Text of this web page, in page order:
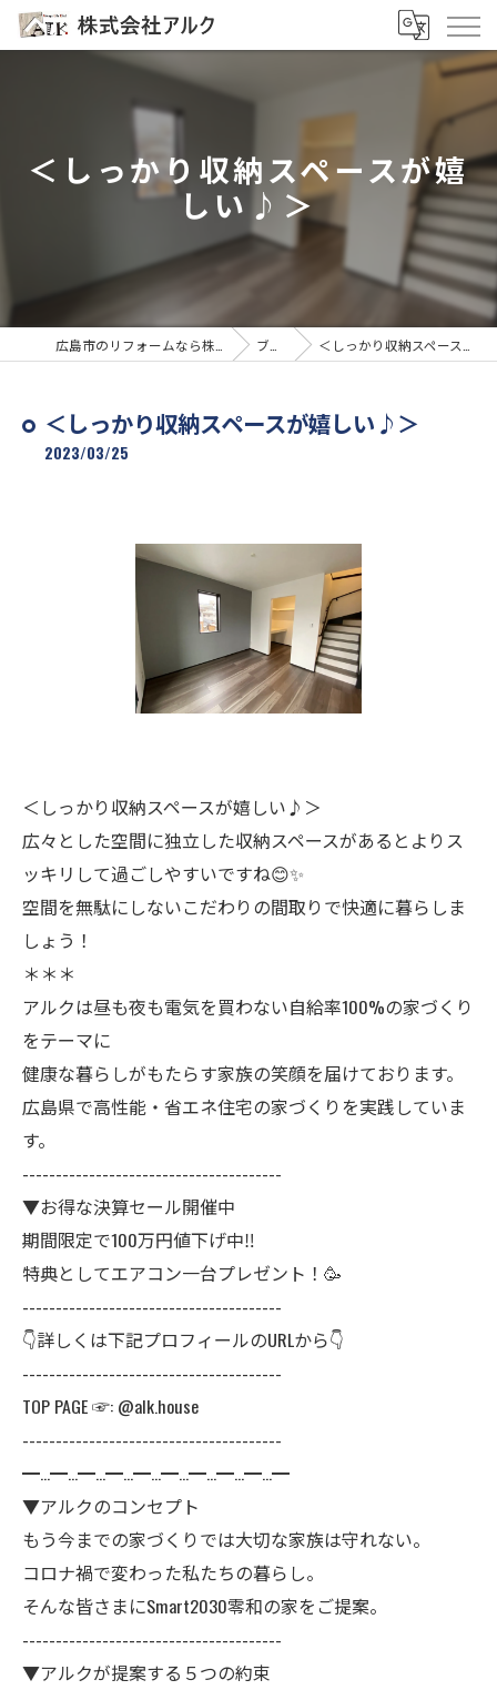
＜しっかり収納スペースが嬉
しい♪＞
ブログ ＜しっかり収納スペースが嬉しい♪＞
＜しっかり収納スペースが嬉しい♪＞
2023/03/25
＜しっかり収納スペースが嬉しい♪＞
広々とした空間に独立した収納スペースがあるとよりス
ッキリして過ごしやすいですね😊✨
空間を無駄にしないこだわりの間取りで快適に暮らしま
しょう！
＊＊＊
アルクは昼も夜も電気を買わない自給率100%の家づくり
をテーマに
健康な暮らしがもたらす家族の笑顔を届けております。
広島県で高性能・省エネ住宅の家づくりを実践していま
す。
---------------------------------------
▼お得な決算セール開催中
期間限定で100万円値下げ中‼️
特典としてエアコン一台プレゼント！🥳
---------------------------------------
👇詳しくは下記プロフィールのURLから👇
---------------------------------------
TOP PAGE ☞: @alk.house
---------------------------------------
━…━…━…━…━…━…━…━…━…━
▼アルクのコンセプト
もう今までの家づくりでは大切な家族は守れない。
コロナ禍で変わった私たちの暮らし。
そんな皆さまにSmart2030零和の家をご提案。
---------------------------------------
▼アルクが提案する５つの約束